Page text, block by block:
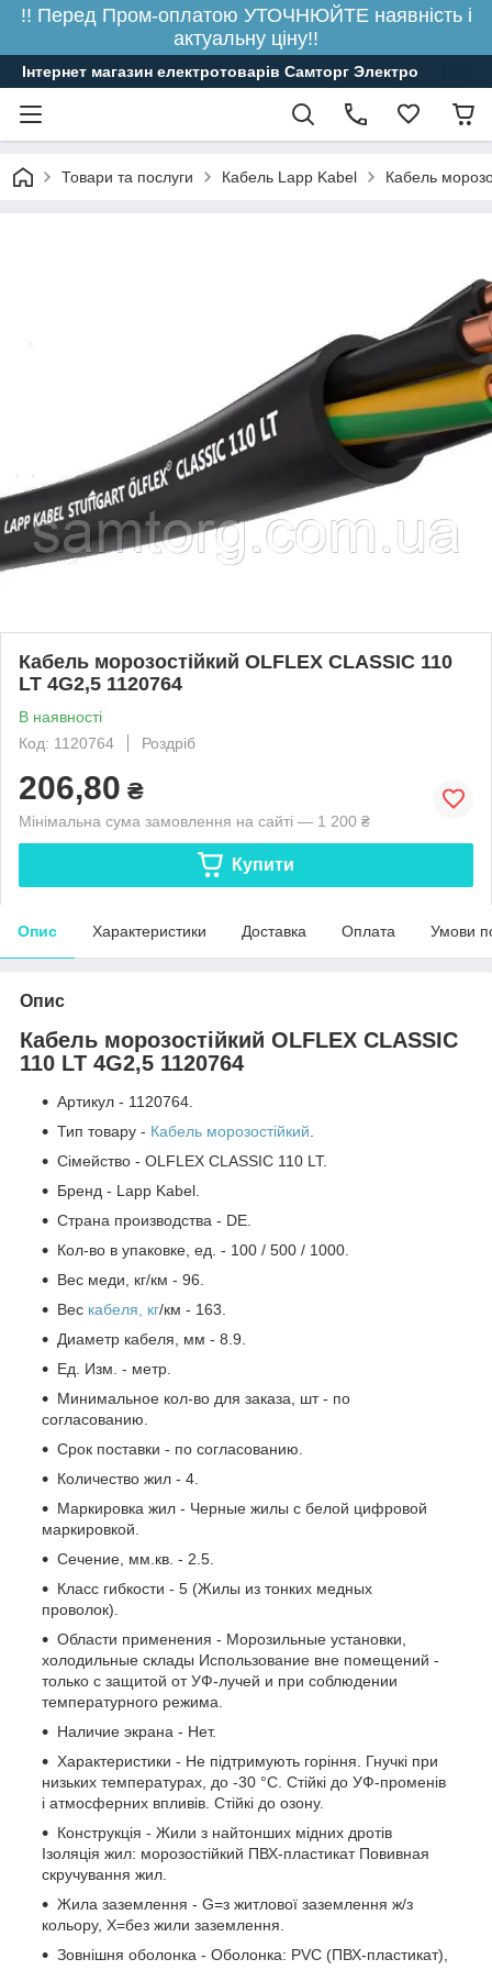
!! Перед Пром-оплатою УТОЧНЮЙТЕ наявність і
актуальну ціну!!
Інтернет магазин електротоварів Самторг Электро
Товари та послуги Кабель Lapp Kabel Кабель
Кабель морозостійкий OLFLEX CLASSIC 110
LT 4G2,5 1120764
В наявності
Код: 1120764
Роздріб
206,80 ₴
Мінімальна сума замовлення на сайті — 1 200 ₴
Купити
Опис Характеристики Доставка Оплата Умови
Опис
Кабель морозостійкий OLFLEX CLASSIC
110 LT 4G2,5 1120764
Артикул - 1120764.
Тип товару - Кабель морозостійкий.
Сімейство - OLFLEX CLASSIC 110 LT.
Бренд - Lapp Kabel.
Страна производства - DE.
Кол-во в упаковке, ед. - 100 / 500 / 1000.
Вес меди, кг/км - 96.
Вес кабеля, кг/км - 163.
Диаметр кабеля, мм - 8.9.
Ед. Изм. - метр.
Минимальное кол-во для заказа, шт - по
согласованию.
Срок поставки - по согласованию.
Количество жил - 4.
Маркировка жил - Черные жилы с белой цифровой
маркировкой.
Сечение, мм.кв. - 2.5.
Класс гибкости - 5 (Жилы из тонких медных
проволок).
Области применения - Морозильные установки,
холодильные склады Использование вне помещений -
только с защитой от УФ-лучей и при соблюдении
температурного режима.
Наличие экрана - Нет.
Характеристики - Не підтримують горіння. Гнучкі при
низьких температурах, до -30 °C. Стійкі до УФ-променів
і атмосферних впливів. Стійкі до озону.
Конструкція - Жили з найтонших мідних дротів
Ізоляція жил: морозостійкий ПВХ-пластикат Повивная
скручування жил.
Жила заземлення - G=з житлової заземлення ж/з
кольору, Х=без жили заземлення.
Зовнішня оболонка - Оболонка: PVC (ПВХ-пластикат),